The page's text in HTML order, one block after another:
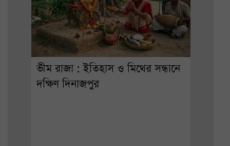
ভীম রাজা : ইতিহাস ও মিথের সন্ধানে
দক্ষিণ দিনাজপুর